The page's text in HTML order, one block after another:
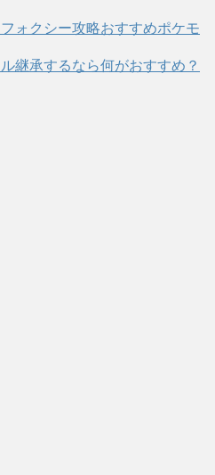
ォクシー攻略おすすめポケモ
継承するなら何がおすすめ？